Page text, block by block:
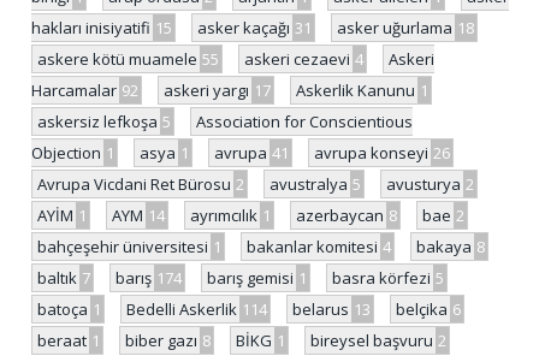
hakları inisiyatifi 15 asker kaçağı 31 asker uğurlama 18
askere kötü muamele 55 askeri cezaevi 4
Askeri
Harcamalar 92 askeri yargı 17 Askerlik Kanunu 1
askersiz lefkoşa 5
Association for Conscientious
Objection 1 asya 1 avrupa 41 avrupa konseyi 26
Avrupa Vicdani Ret Bürosu 2 avustralya 5 avusturya 2
AYİM 1 AYM 14 ayrımcılık 1 azerbaycan 8 bae 2
bahçeşehir üniversitesi 1 bakanlar komitesi 4 bakaya 8
baltık 7 barış 174 barış gemisi 1 basra körfezi 5
batoça 1 Bedelli Askerlik 114 belarus 13 belçika 6
beraat 1 biber gazı 8 BİKG 1 bireysel başvuru 2